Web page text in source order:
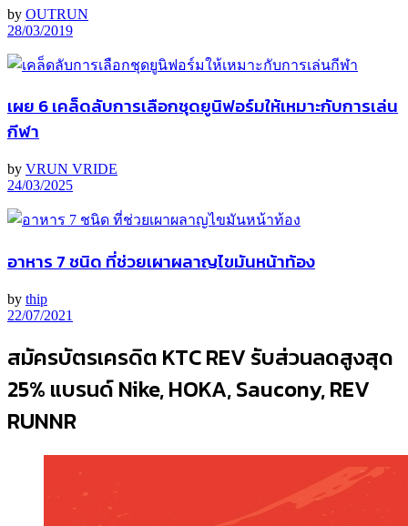
by OUTRUN
28/03/2019
เผย 6 เคล็ดลับการเลือกชุดยูนิฟอร์มให้เหมาะกับการเล่น
กีฬา
by VRUN VRIDE
24/03/2025
อาหาร 7 ชนิด ที่ช่วยเผาผลาญไขมันหน้าท้อง
by thip
22/07/2021
สมัครบัตรเครดิต KTC REV รับส่วนลดสูงสุด
25% แบรนด์ Nike, HOKA, Saucony, REV
RUNNR